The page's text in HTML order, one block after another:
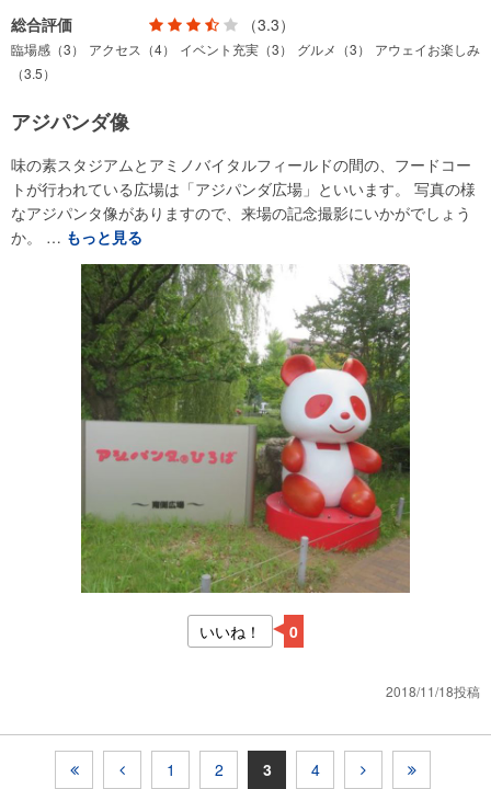
総合評価
（3.3）
臨場感（3） アクセス（4） イベント充実（3） グルメ（3）
アウェイお楽しみ
（3.5）
アジパンダ像
味の素スタジアムとアミノバイタルフィールドの間の、フードコー
トが行われている広場は「アジパンダ広場」といいます。 写真の様
なアジパンタ像がありますので、来場の記念撮影にいかがでしょう
か。 … もっと見る
いいね！ 0
2018/11/18投稿
1 2 3 4